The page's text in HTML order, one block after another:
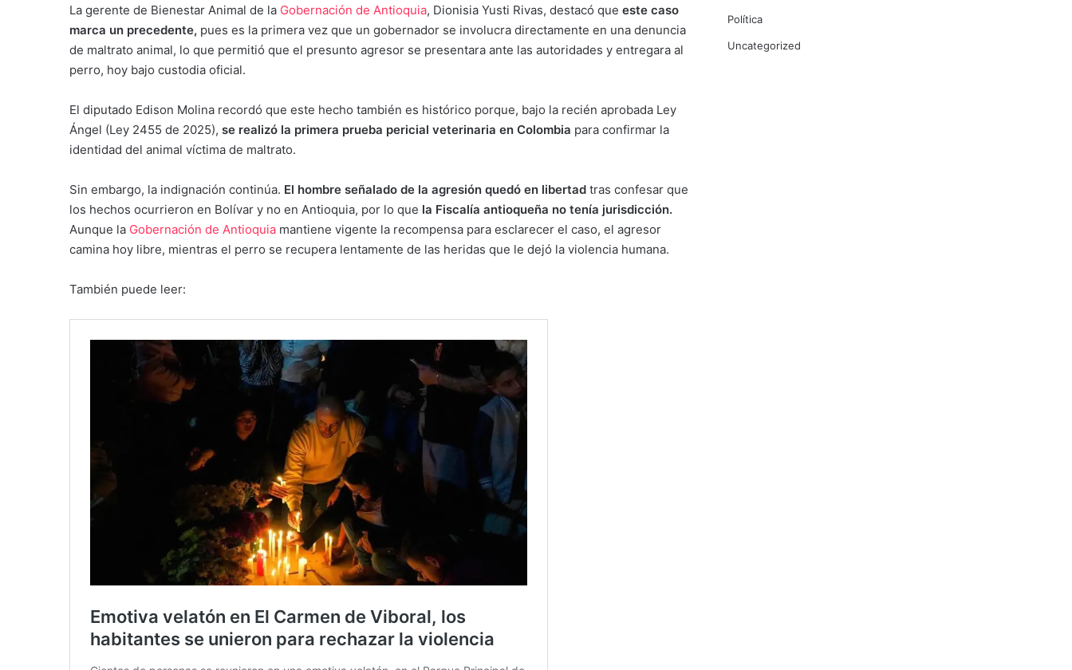
La gerente de Bienestar Animal de la Gobernación de Antioquia, Dionisia Yusti Rivas, destacó que este caso
marca un precedente, pues es la primera vez que un gobernador se involucra directamente en una denuncia
de maltrato animal, lo que permitió que el presunto agresor se presentara ante las autoridades y entregara al
perro, hoy bajo custodia oficial.
El diputado Edison Molina recordó que este hecho también es histórico porque, bajo la recién aprobada Ley
Ángel (Ley 2455 de 2025), se realizó la primera prueba pericial veterinaria en Colombia para confirmar la
identidad del animal víctima de maltrato.
Sin embargo, la indignación continúa. El hombre señalado de la agresión quedó en libertad tras confesar que
los hechos ocurrieron en Bolívar y no en Antioquia, por lo que la Fiscalía antioqueña no tenía jurisdicción.
Aunque la Gobernación de Antioquia mantiene vigente la recompensa para esclarecer el caso, el agresor
camina hoy libre, mientras el perro se recupera lentamente de las heridas que le dejó la violencia humana.
También puede leer:
Política
Uncategorized